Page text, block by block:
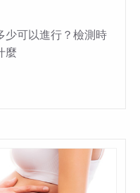
少可以進行？檢測時
麼